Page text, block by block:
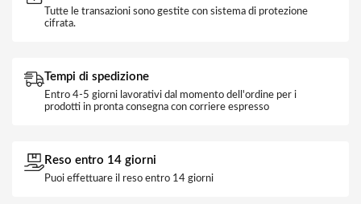
Tutte le transazioni sono gestite con sistema di protezione
cifrata.
Tempi di spedizione
Entro 4-5 giorni lavorativi dal momento dell'ordine per i
prodotti in pronta consegna con corriere espresso
Reso entro 14 giorni
Puoi effettuare il reso entro 14 giorni